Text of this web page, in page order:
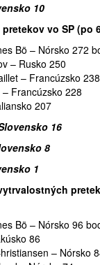
10
vo SP (po
Bö – Nórsko 272
– Rusko 250
– Francúzsko 238
Francúzsko 228
207
16
8
1
Bö – Nórsko 96
86
– Nórsko